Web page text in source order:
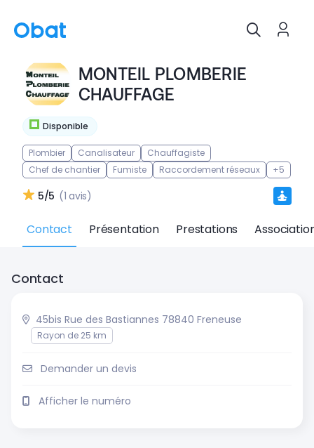
Disponible
MONTEIL PLOMBERIE
CHAUFFAGE
Plombier Canalisateur
Chauffagiste
Chef de chantier
Fumiste Raccordement réseaux +5
5/5 (1 avis)
Contact Présentation Prestations
Contact
45bis Rue des Bastiannes 78840 Freneuse
Rayon de 25 km
Demander un devis
Afficher le numéro